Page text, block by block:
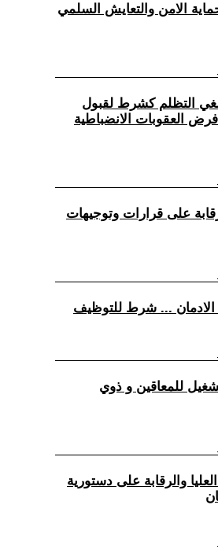
الامن والتعايش السلمي
التظلم كشرط لقبول
العقوبات الانضباطية
على قرارات وتوجيهات
للمعاقين و ذوي
العليا والرقابة على دستورية